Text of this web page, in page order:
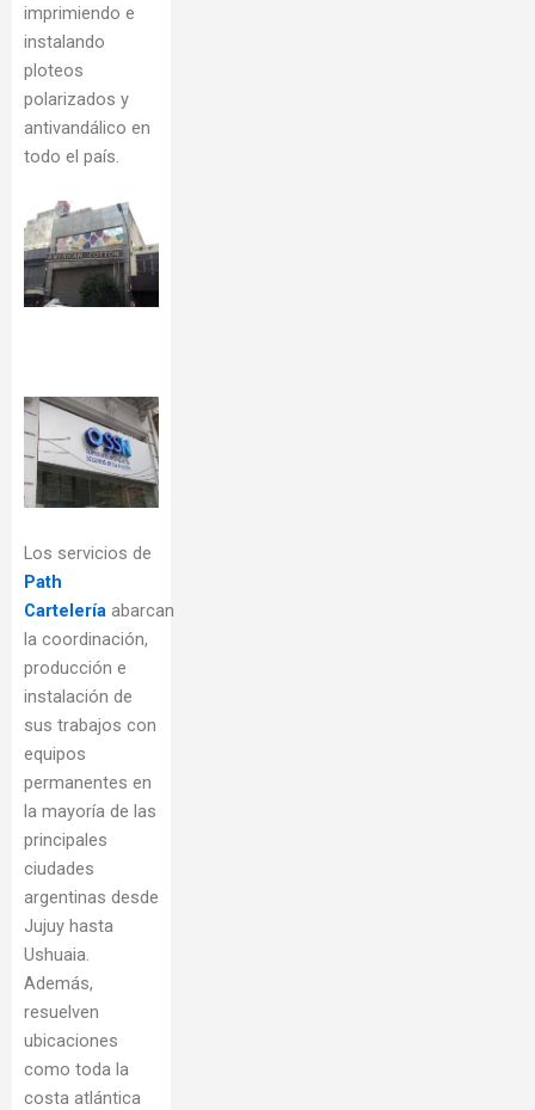
imprimiendo e
instalando
ploteos
polarizados y
antivandálico en
todo el país.
Los servicios de
Path
Cartelería abarcan
la coordinación,
producción e
instalación de
sus trabajos con
equipos
permanentes en
la mayoría de las
principales
ciudades
argentinas desde
Jujuy hasta
Ushuaia.
Además,
resuelven
ubicaciones
como toda la
costa atlántica